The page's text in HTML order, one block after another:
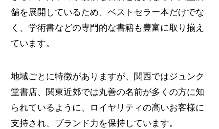
舗を展開しているため、ベストセラー本だけでな
く、学術書などの専門的な書籍も豊富に取り揃え
ています。
地域ごとに特徴がありますが、関西ではジュンク
堂書店、関東近郊では丸善の名前が多くの方に知
られているように、ロイヤリティの高いお客様に
支持され、ブランド力を保持しています。